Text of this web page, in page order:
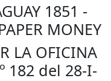
1851 -
MONEY
LA OFICINA
182 del 28-I-